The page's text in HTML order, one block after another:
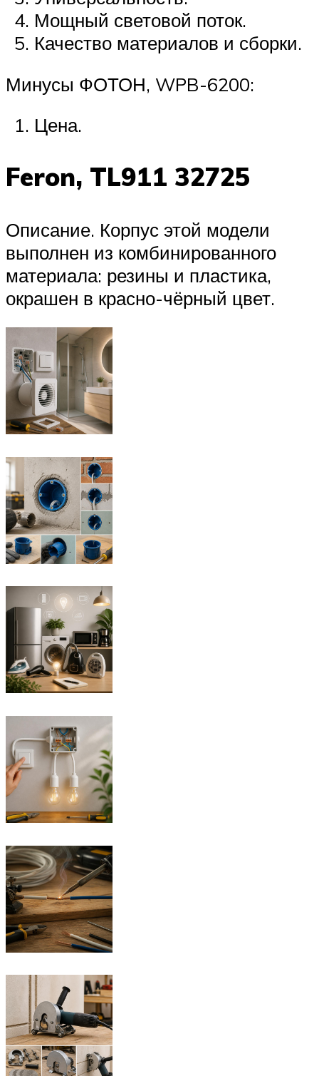
Мощный световой поток.
Качество материалов и сборки.
Минусы ФОТОН, WPB-6200:
Цена.
Feron, TL911 32725
Описание. Корпус этой модели
выполнен из комбинированного
материала: резины и пластика,
окрашен в красно-чёрный цвет.